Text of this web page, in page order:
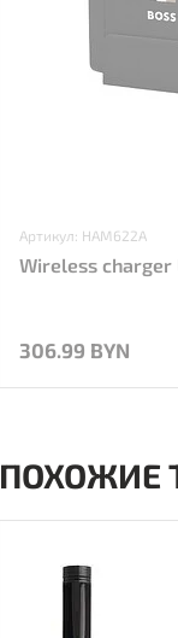
Артикул: HAM622A
Wireless charger
306.99 BYN
ПОХОЖИЕ